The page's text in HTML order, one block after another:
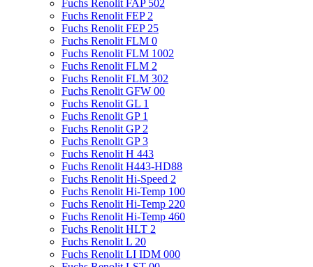
Fuchs Renolit FAP 502
Fuchs Renolit FEP 2
Fuchs Renolit FEP 25
Fuchs Renolit FLM 0
Fuchs Renolit FLM 1002
Fuchs Renolit FLM 2
Fuchs Renolit FLM 302
Fuchs Renolit GFW 00
Fuchs Renolit GL 1
Fuchs Renolit GP 1
Fuchs Renolit GP 2
Fuchs Renolit GP 3
Fuchs Renolit H 443
Fuchs Renolit H443-HD88
Fuchs Renolit Hi-Speed 2
Fuchs Renolit Hi-Temp 100
Fuchs Renolit Hi-Temp 220
Fuchs Renolit Hi-Temp 460
Fuchs Renolit HLT 2
Fuchs Renolit L 20
Fuchs Renolit LI IDM 000